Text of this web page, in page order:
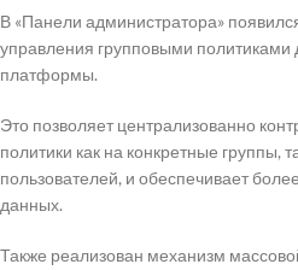
В «Панели администратора»
управления групповыми политиками
платформы.
Это позволяет централизованно
политики как на конкретные группы,
пользователей, и обеспечивает
данных.
Также реализован механизм